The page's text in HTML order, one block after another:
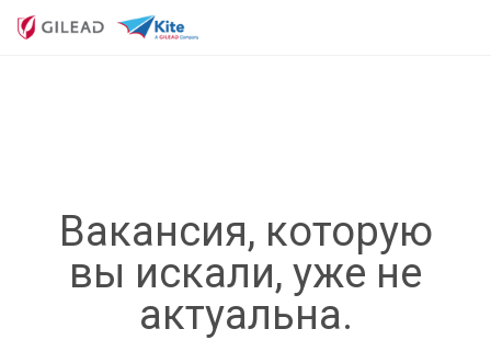
Вакансия, которую
вы искали, уже не
актуальна.